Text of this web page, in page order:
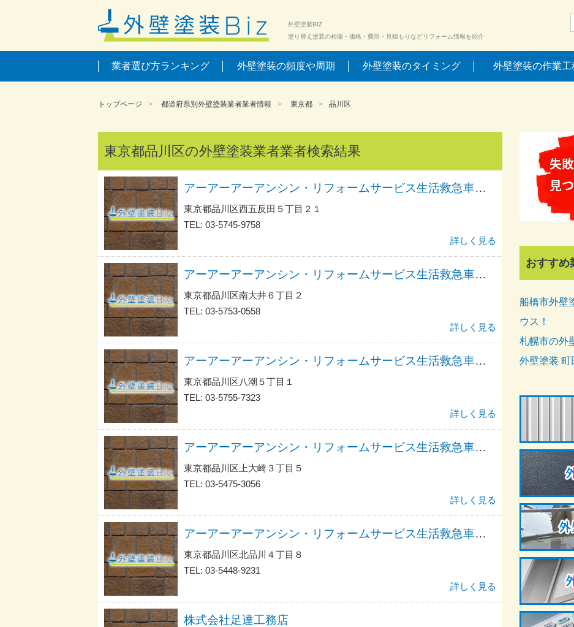
外壁塗装BIZ
塗り替え塗装の相場・価格・費用・見積もりなどリフォーム情報を紹介
業者選び方ランキング 外壁塗装の頻度や周期 外壁塗装のタイミング 外壁塗装の作業工
トップページ 都道府県別外壁塗装業者業者情報 東京都 品川区
東京都品川区の外壁塗装業者業者検索結果
アーアーアーアンシン・リフォームサービス生活救急車ＪＢＲ／出張エリア・品川区・五反田駅前・西五反田・東五反田・戸越・武蔵小山駅前・荏原・平塚・中延・旗の台受付
東京都品川区西五反田５丁目２１
TEL: 03-5745-9758
詳しく見る
アーアーアーアンシン・リフォームサービス生活救急車ＪＢＲ／出張エリア・品川区・大森駅前・南大井・大井競馬場前・西大井受付
東京都品川区南大井６丁目２
TEL: 03-5753-0558
詳しく見る
アーアーアーアンシン・リフォームサービス生活救急車ＪＢＲ／出張エリア・品川区・八潮・中央海浜公園前・大井南前受付
東京都品川区八潮５丁目１
TEL: 03-5755-7323
詳しく見る
アーアーアーアンシン・リフォームサービス生活救急車ＪＢＲ／出張エリア・品川区・目黒駅前・上大崎・港区・白金・白金台・渋谷区・恵比寿駅前受付
東京都品川区上大崎３丁目５
TEL: 03-5475-3056
詳しく見る
アーアーアーアンシン・リフォームサービス生活救急車ＪＢＲ／出張エリア・品川区・品川駅前・北品川・東品川・大崎駅前・大崎受付
東京都品川区北品川４丁目８
TEL: 03-5448-9231
詳しく見る
株式会社足達工務店
おすすめ
船橋市外壁
ウス！
札幌市の外
外壁塗装 町